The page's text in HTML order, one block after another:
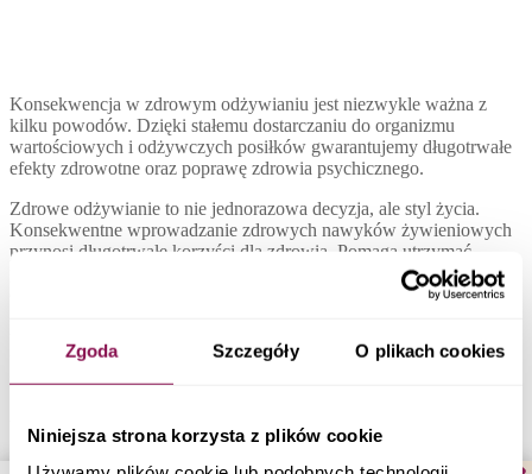
Zgoda Szczegóły O plikach cookies
Niniejsza strona korzysta z plików cookie
Konsekwencja w zdrowym odżywianiu jest niezwykle ważna z
kilku powodów. Dzięki stałemu dostarczaniu do organizmu
wartościowych i odżywczych posiłków gwarantujemy długotrwałe
efekty zdrowotne oraz poprawę zdrowia psychicznego.
Zdrowe odżywianie to nie jednorazowa decyzja, ale styl życia.
Konsekwentne wprowadzanie zdrowych nawyków żywieniowych
przynosi długotrwałe korzyści dla zdrowia. Pomaga utrzymać
prawidłową wagę, poprawić poziom energii i obniżyć ryzyko wielu
chorób przewlekłych, takich jak cukrzyca, choroby serca i niektóre
w zdrowej diecie wspierają wszystkie funkcje mózgu i pomagają w
redukcji stresu oraz poprawie nastroju.
W jaki sposób można dążyć do
konsekwencji w zdrowym odżywianiu?